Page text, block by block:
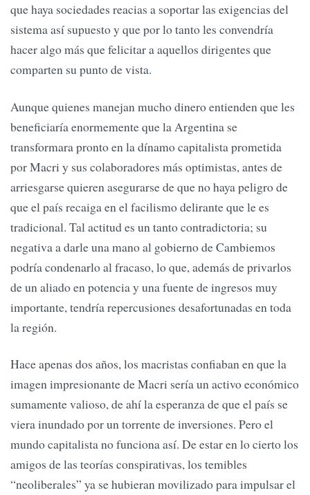
que haya sociedades reacias a soportar las exigencias del
sistema así supuesto y que por lo tanto les convendría
hacer algo más que felicitar a aquellos dirigentes que
comparten su punto de vista.
Aunque quienes manejan mucho dinero entienden que les
beneficiaría enormemente que la Argentina se
transformara pronto en la dínamo capitalista prometida
por Macri y sus colaboradores más optimistas, antes de
arriesgarse quieren asegurarse de que no haya peligro de
que el país recaiga en el facilismo delirante que le es
tradicional. Tal actitud es un tanto contradictoria; su
negativa a darle una mano al gobierno de Cambiemos
podría condenarlo al fracaso, lo que, además de privarlos
de un aliado en potencia y una fuente de ingresos muy
importante, tendría repercusiones desafortunadas en toda
la región.
Hace apenas dos años, los macristas confiaban en que la
imagen impresionante de Macri sería un activo económico
sumamente valioso, de ahí la esperanza de que el país se
viera inundado por un torrente de inversiones. Pero el
mundo capitalista no funciona así. De estar en lo cierto los
amigos de las teorías conspirativas, los temibles
“neoliberales” ya se hubieran movilizado para impulsar el